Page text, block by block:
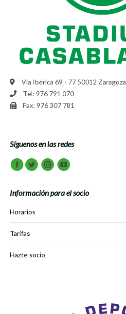
Vía Ibérica 69 - 77 50012 Zaragoza
Tel: 976 791 070
Fax: 976 307 781
Síguenos en las redes
Encuéntranos en:
Facebook
TwitterInstagramYoutube
Información para el socio
Horarios
Tarifas
Hazte socio